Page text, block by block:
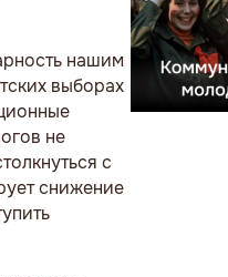
нашим
выборах
не
с
снижение